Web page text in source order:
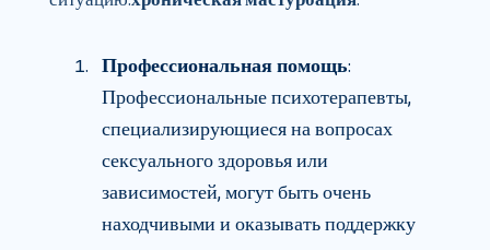
Профессиональная помощь:
Профессиональные психотерапевты,
специализирующиеся на вопросах
сексуального здоровья или
зависимостей, могут быть очень
находчивыми и оказывать поддержку